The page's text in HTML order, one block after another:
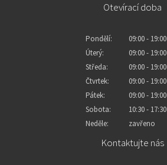
Otevírací doba
Pondělí:
09:00 - 19:00
Úterý:
09:00 - 19:00
Středa:
09:00 - 19:00
Čtvrtek:
09:00 - 19:00
Pátek:
09:00 - 19:00
Sobota:
10:30 - 17:30
Neděle:
zavřeno
Kontaktujte nás